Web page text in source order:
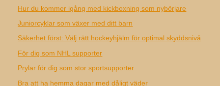
Hur du kommer igång med kickboxning som nybörjare
Juniorcyklar som växer med ditt barn
Säkerhet först: Välj rätt hockeyhjälm för optimal skyddsnivå
För dig som NHL supporter
Prylar för dig som stor sportsupporter
Bra att ha hemma dagar med dåligt väder